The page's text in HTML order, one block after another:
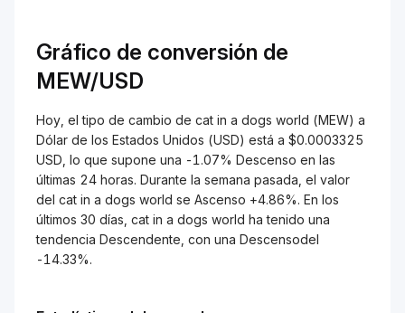
Gráfico de conversión de
MEW/USD
Hoy, el tipo de cambio de cat in a dogs world (MEW) a
Dólar de los Estados Unidos (USD) está a $0.0003325
USD, lo que supone una -1.07% Descenso en las
últimas 24 horas. Durante la semana pasada, el valor
del cat in a dogs world se Ascenso +4.86%. En los
últimos 30 días, cat in a dogs world ha tenido una
tendencia Descendente, con una Descensodel
-14.33%.